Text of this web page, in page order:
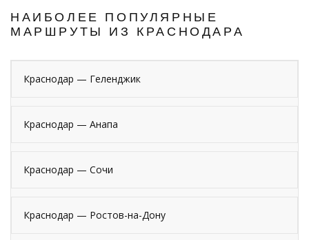
НАИБОЛЕЕ ПОПУЛЯРНЫЕ
МАРШРУТЫ ИЗ КРАСНОДАРА
Краснодар — Геленджик
Краснодар — Анапа
Краснодар — Сочи
Краснодар — Ростов-на-Дону